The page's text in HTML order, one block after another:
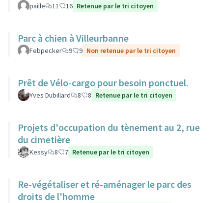
paille 11 16 Retenue par le tri citoyen
Parc à chien à Villeurbanne
Febpecker 9 9 Non retenue par le tri citoyen
Prêt de Vélo-cargo pour besoin ponctuel.
Yves Dubillard 8 8 Retenue par le tri citoyen
Projets d'occupation du tènement au 2, rue
du cimetière
Kessy 8 7 Retenue par le tri citoyen
Re-végétaliser et ré-aménager le parc des
droits de l'homme